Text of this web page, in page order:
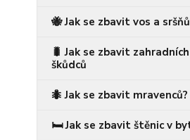
🐝 Jak se zbavit vos a sršňů
🐛 Jak se zbavit zahradních
škůdců
🐜 Jak se zbavit mravenců?
🛏️ Jak se zbavit štěnic v